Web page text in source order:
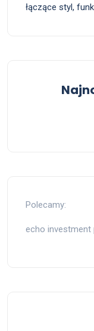
łączące styl,
Polecamy:
echo investment